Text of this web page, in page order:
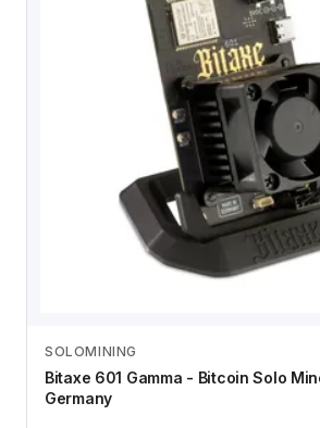
SOLOMINING
Bitaxe 601 Gamma - Bitcoin Solo
Germany